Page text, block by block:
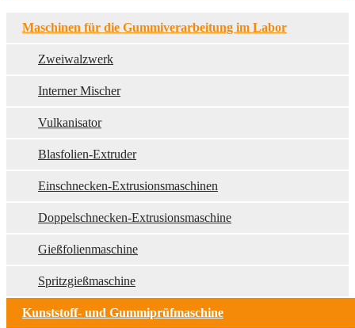
Maschinen für die Gummiverarbeitung im Labor
Zweiwalzwerk
Interner Mischer
Vulkanisator
Blasfolien-Extruder
Einschnecken-Extrusionsmaschinen
Doppelschnecken-Extrusionsmaschine
Gießfolienmaschine
Spritzgießmaschine
Kunststoff- und Gummiprüfmaschine